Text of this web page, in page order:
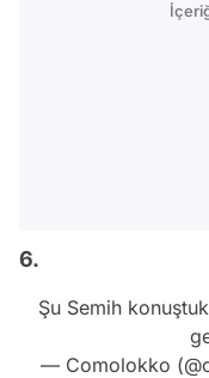
6.
Şu Semih
— Comolokko